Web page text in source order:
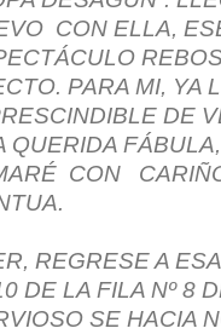
CON ELLA,
PARA MI, YA
DE
QUERIDA
CON
REGRESE A
DE LA FILA Nº 8
SE HACIA